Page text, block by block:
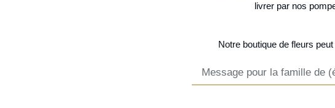
livrer par nos
Notre boutique de fleurs